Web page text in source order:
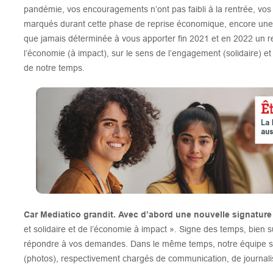
pandémie, vos encouragements n’ont pas faibli à la rentrée,
marqués durant cette phase de reprise économique, encore
que jamais déterminée à vous apporter fin 2021 et en 2022 un
l’économie (à impact), sur le sens de l’engagement (solidaire)
de notre temps.
Car Mediatico grandit. Avec d’abord une nouvelle signature
et solidaire et de l’économie à impact ». Signe des temps, bien
répondre à vos demandes. Dans le même temps, notre équipe
(photos), respectivement chargés de communication, de